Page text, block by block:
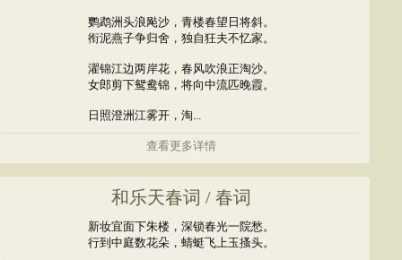
鹦鹉洲头浪飐沙，青楼春望日将斜。
衔泥燕子争归舍，独自狂夫不忆家。
濯锦江边两岸花，春风吹浪正淘沙。
女郎剪下鸳鸯锦，将向中流匹晚霞。
日照澄洲江雾开，淘...
查看更多详情
和乐天春词 / 春词
新妆宜面下朱楼，深锁春光一院愁。
行到中庭数花朵，蜻蜓飞上玉搔头。